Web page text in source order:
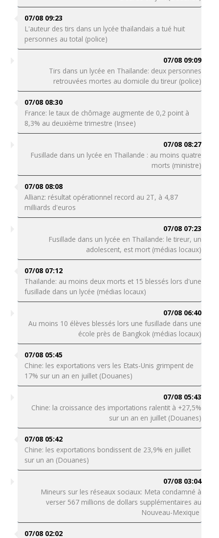
07/08 09:23
L'auteur des tirs dans un lycée thaïlandais a tué huit
personnes au total (police)
07/08 09:09
Tirs dans un lycée en Thaïlande: deux personnes
retrouvées mortes au domicile du tireur (police)
07/08 08:30
France: le taux de chômage augmente de 0,2 point à
8,3% au deuxième trimestre (Insee)
07/08 08:27
Fusillade dans un lycée en Thaïlande : au moins quatre
morts (ministre)
07/08 08:08
Allianz: résultat opérationnel record au 2T, à 4,87
milliards d'euros
07/08 07:23
Fusillade dans un lycée en Thaïlande: le tireur, un
adolescent, est mort (médias locaux)
07/08 07:12
Thaïlande: au moins deux morts et 15 blessés lors d'une
fusillade dans un lycée (médias locaux)
07/08 06:40
Au moins 10 élèves blessés lors une fusillade dans une
école près de Bangkok (médias locaux)
07/08 05:45
Chine: les exportations vers les Etats-Unis grimpent de
17% sur un an en juillet (Douanes)
07/08 05:43
Chine: la croissance des importations ralentit à +27,5%
sur un an en juillet (Douanes)
07/08 05:42
Chine: les exportations bondissent de 23,9% en juillet
sur un an (Douanes)
07/08 03:04
Mineurs sur les réseaux sociaux: Meta condamné à
verser 567 millions de dollars supplémentaires au
Nouveau-Mexique
07/08 02:02